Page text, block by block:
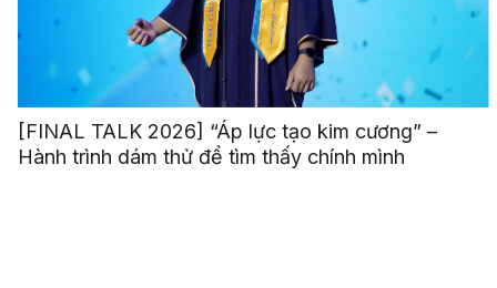
[FINAL TALK 2026] “Áp lực tạo kim cương” –
Hành trình dám thử để tìm thấy chính mình